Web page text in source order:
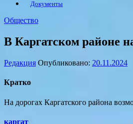
Документы
Общество
В Каргатском районе
Редакция Опубликовано: 20.11.2024
Кратко
На дорогах Каргатского района
каргат